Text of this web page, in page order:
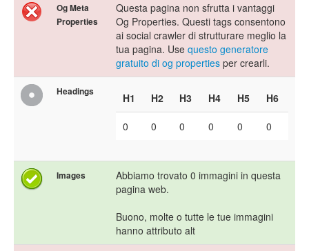
Og Meta
Properties
Questa pagina non sfrutta i vantaggi
Og Properties. Questi tags consentono
ai social crawler di strutturare meglio la
tua pagina. Use questo generatore
gratuito di og properties per crearli.
Headings H1 H2 H3 H4 H5 H6
0 0 0 0 0 0
Images
Abbiamo trovato 0 immagini in questa
pagina web.
Buono, molte o tutte le tue immagini
hanno attributo alt